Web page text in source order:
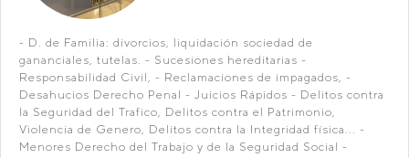
- D. de Familia: divorcios, liquidación sociedad de
gananciales, tutelas. - Sucesiones hereditarias -
Responsabilidad Civil, - Reclamaciones de impagados, -
Desahucios Derecho Penal - Juicios Rápidos - Delitos contra
la Seguridad del Trafico, Delitos contra el Patrimonio,
Violencia de Genero, Delitos contra la Integridad física... -
Menores Derecho del Trabajo y de la Seguridad Social -